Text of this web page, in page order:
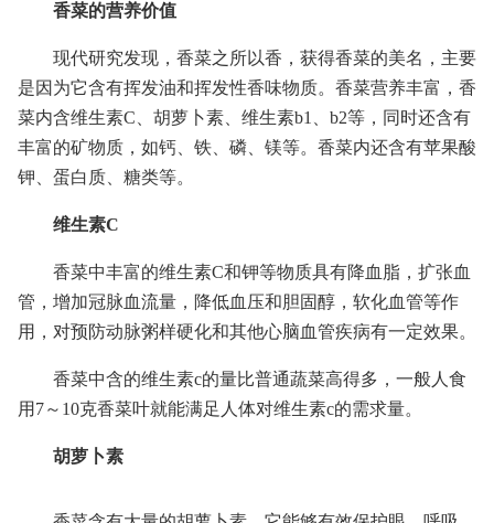
香菜的营养价值
现代研究发现，香菜之所以香，获得香菜的美名，主要
是因为它含有挥发油和挥发性香味物质。香菜营养丰富，香
菜内含维生素C、胡萝卜素、维生素b1、b2等，同时还含有
丰富的矿物质，如钙、铁、磷、镁等。香菜内还含有苹果酸
钾、蛋白质、糖类等。
维生素C
香菜中丰富的维生素C和钾等物质具有降血脂，扩张血
管，增加冠脉血流量，降低血压和胆固醇，软化血管等作
用，对预防动脉粥样硬化和其他心脑血管疾病有一定效果。
香菜中含的维生素c的量比普通蔬菜高得多，一般人食
用7～10克香菜叶就能满足人体对维生素c的需求量。
胡萝卜素